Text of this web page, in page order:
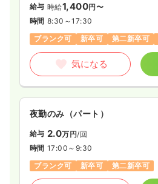
給与 時給1,400円〜
時間 8:30～17:30
ブランク可
新卒可 第二新卒可
気になる
夜勤のみ（パート）
給与 2.0万円/回
時間 17:00～9:30
ブランク可
新卒可 第二新卒可